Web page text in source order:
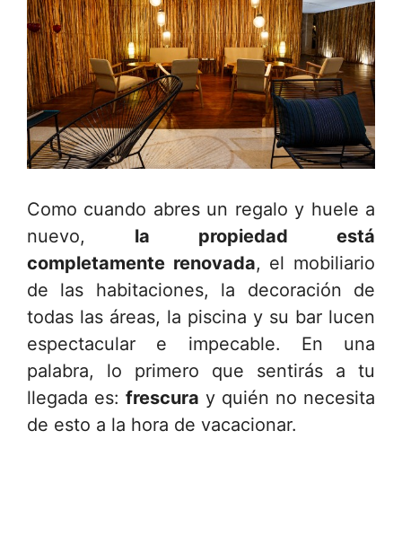
Como cuando abres un regalo y huele a
nuevo, la propiedad está
completamente renovada, el mobiliario
de las habitaciones, la decoración de
todas las áreas, la piscina y su bar lucen
espectacular e impecable. En una
palabra, lo primero que sentirás a tu
llegada es: frescura y quién no necesita
de esto a la hora de vacacionar.